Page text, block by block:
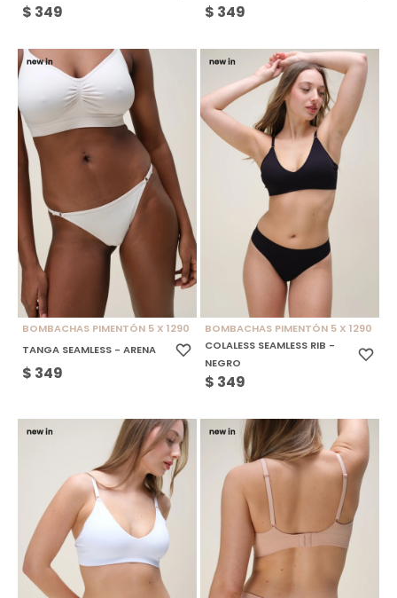
$ 349 $ 349
BOMBACHAS PIMENTÓN 5 X 1290
TANGA SEAMLESS - ARENA
$ 349
BOMBACHAS PIMENTÓN 5 X 1290
COLALESS SEAMLESS RIB -
NEGRO
$ 349